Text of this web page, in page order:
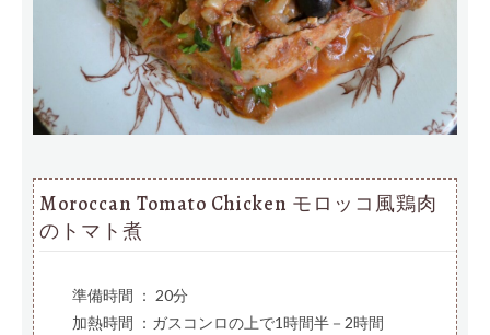
Moroccan Tomato Chicken モロッコ風鶏肉
のトマト煮
準備時間 ： 20分
加熱時間 ：ガスコンロの上で1時間半－2時間